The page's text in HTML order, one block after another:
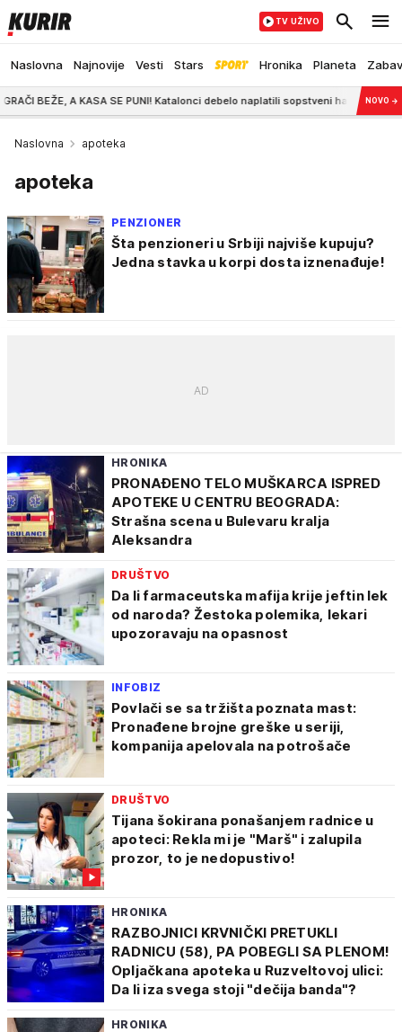
Naslovna Najnovije Vesti Stars Hronika Planeta
TV UŽIVO
A KASA SE PUNI! Katalonci debelo naplatili sopstveni haos - isplivao NOVO →
Naslovna apoteka
apoteka
PENZIONER
Šta penzioneri u Srbiji najviše kupuju?
Jedna stavka u korpi dosta iznenađuje!
HRONIKA
PRONAĐENO TELO MUŠKARCA ISPRED
APOTEKE U CENTRU BEOGRADA:
Strašna scena u Bulevaru kralja
Aleksandra
DRUŠTVO
Da li farmaceutska mafija krije jeftin lek
od naroda? Žestoka polemika, lekari
upozoravaju na opasnost
INFOBIZ
Povlači se sa tržišta poznata mast:
Pronađene brojne greške u seriji,
kompanija apelovala na potrošače
DRUŠTVO
Tijana šokirana ponašanjem radnice u
apoteci: Rekla mi je "Marš" i zalupila
prozor, to je nedopustivo!
HRONIKA
RAZBOJNICI KRVNIČKI PRETUKLI
RADNICU (58), PA POBEGLI SA PLENOM!
Opljačkana apoteka u Ruzveltovoj ulici:
Da li iza svega stoji "dečija banda"?
HRONIKA